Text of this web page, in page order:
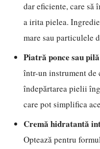
dar eficiente, care să
a irita pielea.
mare sau particulele
Piatră ponce sau
într-un instrument de
îndepărtarea pielii
care pot simplifica
Cremă hidratantă
Optează pentru